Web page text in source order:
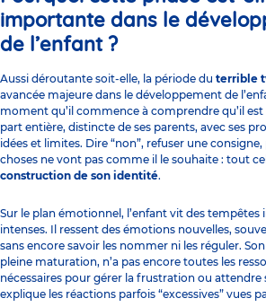
importante dans le
de l’enfant ?
Aussi déroutante soit-elle, la période du terrible
avancée majeure dans le développement de
moment qu’il commence à comprendre qu’il
part entière, distincte de ses parents, avec ses
idées et limites. Dire “non”, refuser une
choses ne vont pas comme il le souhaite : tout
construction de son identité.
Sur le plan émotionnel, l’enfant vit des tempêtes
intenses. Il ressent des émotions nouvelles,
sans encore savoir les nommer ni les réguler.
pleine maturation, n’a pas encore toutes les
nécessaires pour gérer la frustration ou attendre
explique les réactions parfois “excessives” vues